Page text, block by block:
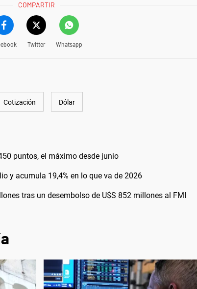
COMPARTIR
Twitter Whatsapp
Cotización Dólar
puntos, el máximo desde junio
y acumula 19,4% en lo que va de 2026
tras un desembolso de U$S 852 millones al FMI